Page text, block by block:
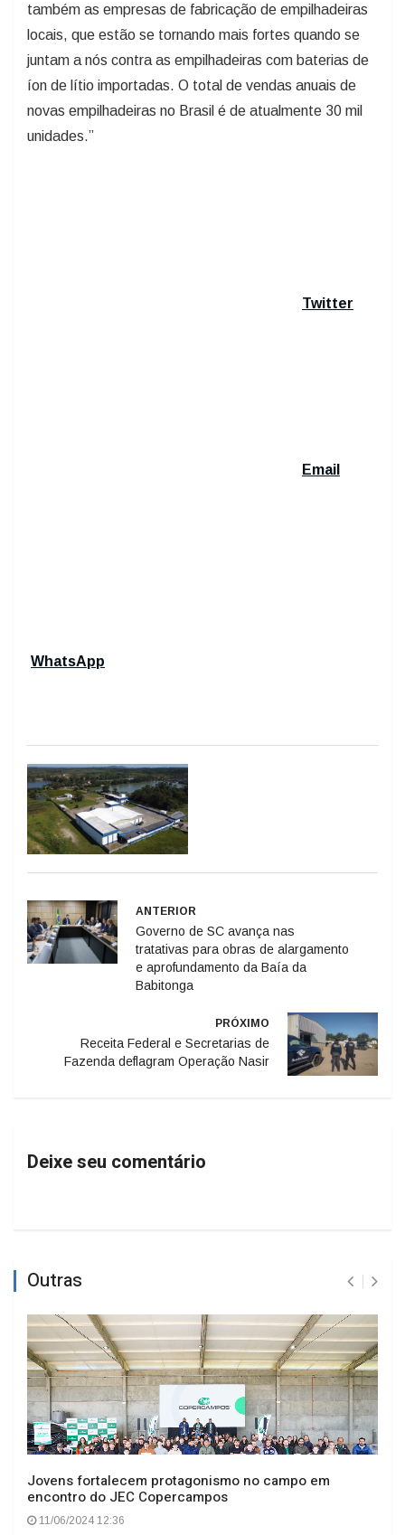
também as empresas de fabricação de empilhadeiras
locais, que estão se tornando mais fortes quando se
juntam a nós contra as empilhadeiras com baterias de
íon de lítio importadas. O total de vendas anuais de
novas empilhadeiras no Brasil é de atualmente 30 mil
unidades.”
Twitter
Email
WhatsApp
ANTERIOR
Governo de SC avança nas
tratativas para obras de alargamento
e aprofundamento da Baía da
Babitonga
PRÓXIMO
Receita Federal e Secretarias de
Fazenda deflagram Operação Nasir
Deixe seu comentário
Outras
Jovens fortalecem protagonismo no campo em
encontro do JEC Copercampos
11/06/2024 12:36